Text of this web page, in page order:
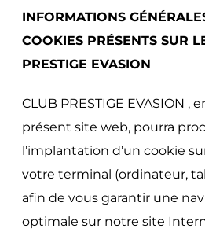
INFORMATIONS
COOKIES PRÉSENTS SUR
PRESTIGE EVASION
CLUB PRESTIGE EVASION ,
présent site web, pourra
l’implantation d’un cookie
votre terminal (ordinateur,
afin de vous garantir une
optimale sur notre site